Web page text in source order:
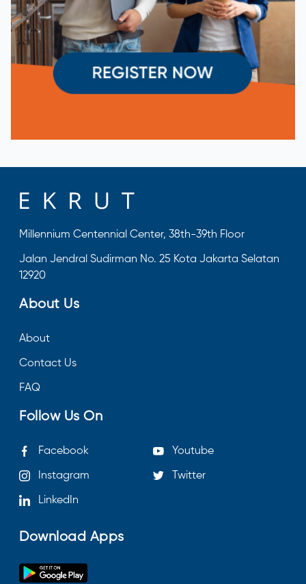
Millennium Centennial Center, 38th-39th Floor
Jalan Jendral Sudirman No. 25 Kota Jakarta Selatan
12920
About Us
About
Contact Us
FAQ
Follow Us On
Facebook Youtube
Instagram Twitter
LinkedIn
Download Apps